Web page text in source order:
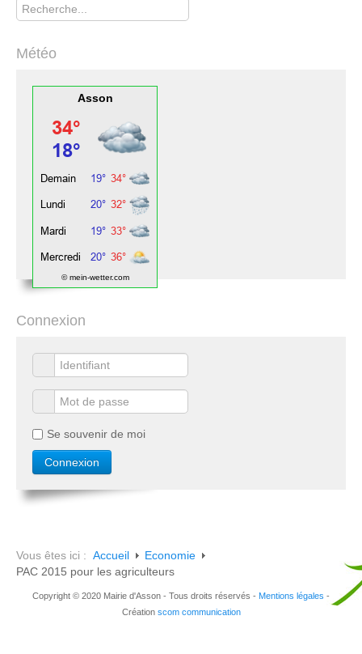
Météo
Asson
© mein-wetter.com
Connexion
Se souvenir de moi
Vous êtes ici : Accueil
Economie
PAC 2015 pour les agriculteurs
Copyright © 2020 Mairie d'Asson - Tous droits réservés - Mentions légales -
Création scom communication